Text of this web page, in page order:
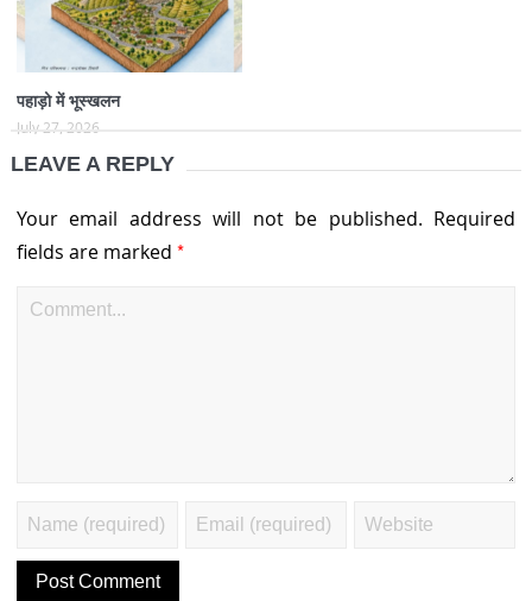
पहाड़ो में भूस्खलन
July 27, 2026
LEAVE A REPLY
Your email address will not be published. Required
fields are marked *